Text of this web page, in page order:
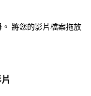
將您的影片檔案拖放